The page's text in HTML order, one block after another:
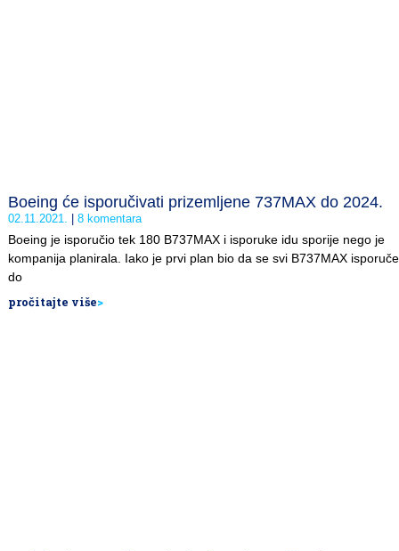
Boeing će isporučivati prizemljene 737MAX do 2024.
02.11.2021. 8 komentara
Boeing je isporučio tek 180 B737MAX i isporuke idu sporije nego je
kompanija planirala. Iako je prvi plan bio da se svi B737MAX isporuče
do
pročitajte više>